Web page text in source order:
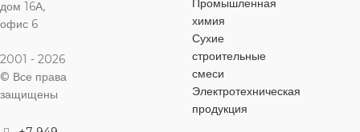
ДИАМЕТР
ШЛИЦ
ДИАМЕТР
8 мм
ШЛИЦ ШЛИЦ
дом 16А,
офис 6
2001 - 2026
© Все права
защищены
Промышленная
химия
Сухие
строительные
смеси
Электротехническая
продукция